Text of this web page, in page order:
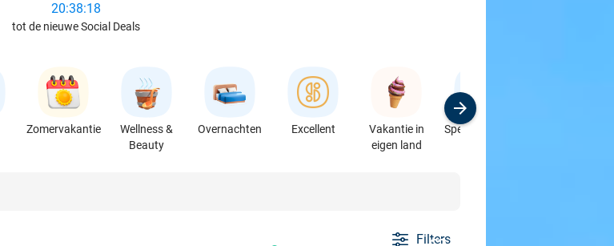
20:38:17
tot de nieuwe Social Deals
Zomervakantie
Wellness &
Beauty
Overnachten Excellent
Vakantie in
eigen land
Speciaalzaken
Filters